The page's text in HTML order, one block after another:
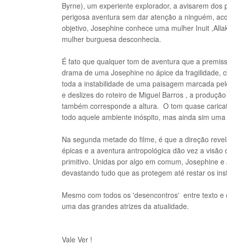
Byrne), um experiente explorador, a avisarem
perigosa aventura sem dar atenção a ninguém,
objetivo, Josephine conhece uma mulher Inuit
mulher burguesa desconhecia.
É fato que qualquer tom de aventura que a
drama de uma Josephine no ápice da fragilidade,
toda a instabilidade de uma paisagem marcada
e deslizes do roteiro de Miguel Barros , a
também corresponde a altura. O tom quase
todo aquele ambiente inóspito, mas ainda sim
Na segunda metade do filme, é que a direção
épicas e a aventura antropológica dão vez a
primitivo. Unidas por algo em comum, Josephine
devastando tudo que as protegem até restar os
Mesmo com todos os 'desencontros' entre texto
uma das grandes atrizes da atualidade.
Vale Ver !